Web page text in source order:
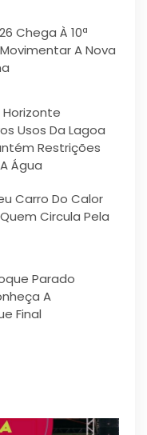
Chega À 10ª
A Nova
Usos Da Lagoa
Restrições
Água
Carro Do Calor
Circula Pela
Parado
A
Final